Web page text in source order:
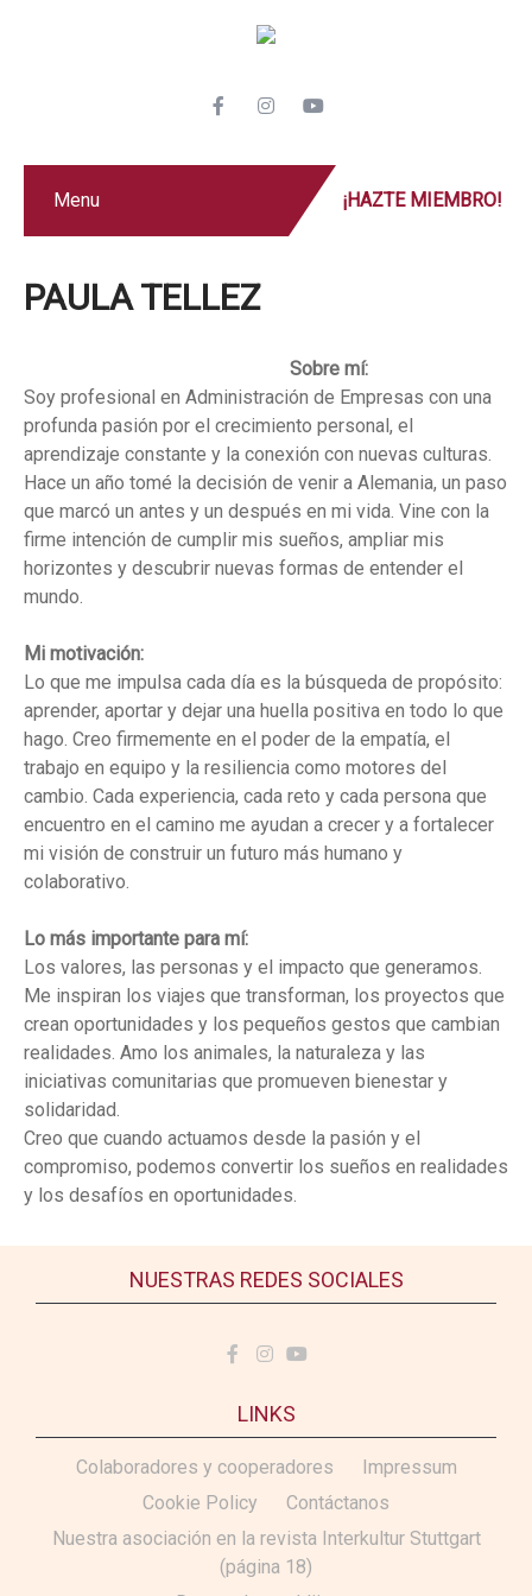
Menu ¡HAZTE MIEMBRO!
PAULA TELLEZ
Sobre mí:
Soy profesional en Administración de Empresas con una
profunda pasión por el crecimiento personal, el
aprendizaje constante y la conexión con nuevas culturas.
Hace un año tomé la decisión de venir a Alemania, un paso
que marcó un antes y un después en mi vida. Vine con la
firme intención de cumplir mis sueños, ampliar mis
horizontes y descubrir nuevas formas de entender el
mundo.
Mi motivación:
Lo que me impulsa cada día es la búsqueda de propósito:
aprender, aportar y dejar una huella positiva en todo lo que
hago. Creo firmemente en el poder de la empatía, el
trabajo en equipo y la resiliencia como motores del
cambio. Cada experiencia, cada reto y cada persona que
encuentro en el camino me ayudan a crecer y a fortalecer
mi visión de construir un futuro más humano y
colaborativo.
Lo más importante para mí:
Los valores, las personas y el impacto que generamos.
Me inspiran los viajes que transforman, los proyectos que
crean oportunidades y los pequeños gestos que cambian
realidades. Amo los animales, la naturaleza y las
iniciativas comunitarias que promueven bienestar y
solidaridad.
Creo que cuando actuamos desde la pasión y el
compromiso, podemos convertir los sueños en realidades
y los desafíos en oportunidades.
NUESTRAS REDES SOCIALES
LINKS
Colaboradores y cooperadores
Impressum
Cookie Policy
Contáctanos
Nuestra asociación en la revista Interkultur Stuttgart
(página 18)